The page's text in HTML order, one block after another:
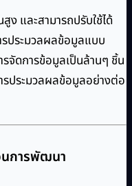
และสามารถปรับใช้ได้
ประมวลผลข้อมูลแบบ
จัดการข้อมูลเป็นล้านๆ ชิ้น
รประมวลผลข้อมูลอย่างต่อ
นการพัฒนา